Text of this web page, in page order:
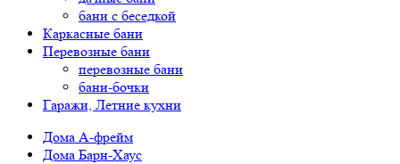
бани с беседкой
Каркасные бани
Перевозные бани
перевозные бани
бани-бочки
Гаражи, Летние кухни
Дома А-фрейм
Дома Барн-Хаус